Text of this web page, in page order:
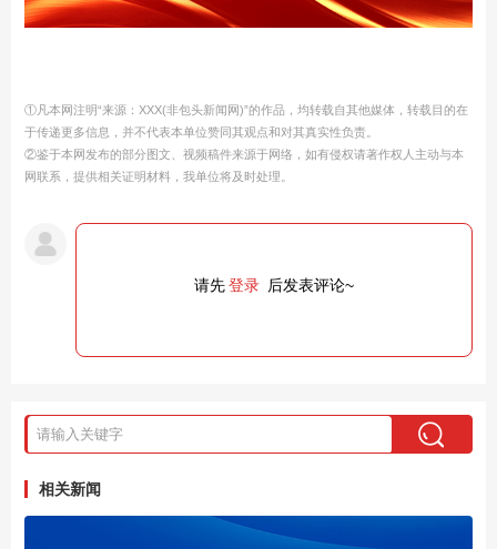
①凡本网注明“来源：XXX(非包头新闻网)”的作品，均转载自其他媒体，转载目的在
于传递更多信息，并不代表本单位赞同其观点和对其真实性负责。
②鉴于本网发布的部分图文、视频稿件来源于网络，如有侵权请著作权人主动与本
网联系，提供相关证明材料，我单位将及时处理。
请先登录 后发表评论~
相关新闻